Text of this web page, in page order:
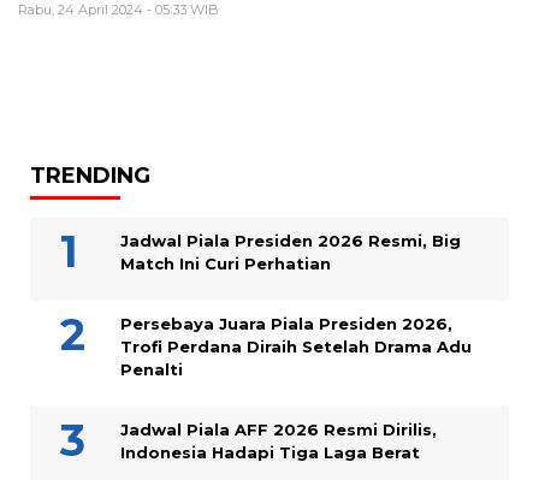
Rabu, 24 April 2024 - 05:33 WIB
TRENDING
Jadwal Piala Presiden 2026 Resmi, Big
Match Ini Curi Perhatian
Persebaya Juara Piala Presiden 2026,
Trofi Perdana Diraih Setelah Drama Adu
Penalti
Jadwal Piala AFF 2026 Resmi Dirilis,
Indonesia Hadapi Tiga Laga Berat